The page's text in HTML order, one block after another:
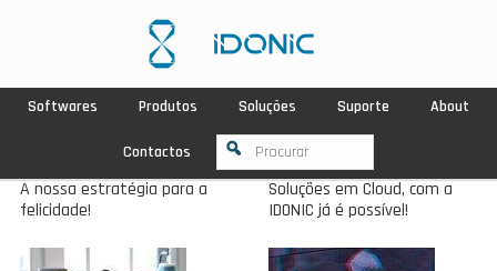
Softwares Produtos Soluções Suporte About
Contactos
A nossa estratégia para a
felicidade!
Soluções em Cloud, com a
IDONIC já é possível!